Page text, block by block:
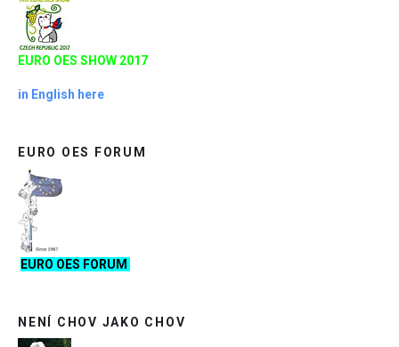
EURO OES SHOW 2017
in English here
EURO OES FORUM
EURO OES FORUM
NENÍ CHOV JAKO CHOV